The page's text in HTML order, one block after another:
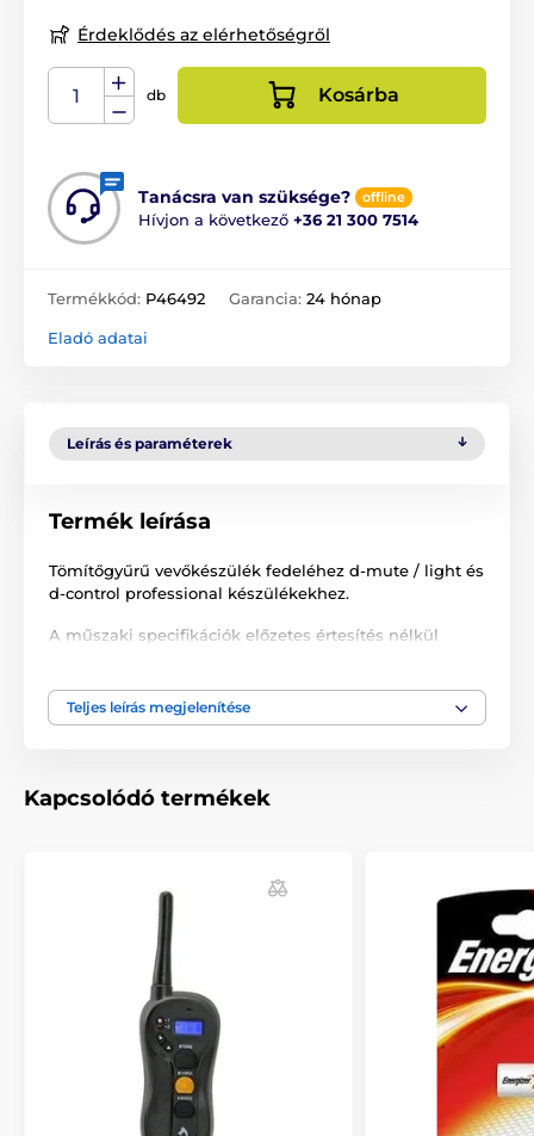
Érdeklődés az elérhetőségről
db Kosárba
Tanácsra van szüksége? offline
Hívjon a következő +36 21 300 7514
Termékkód: P46492 Garancia: 24 hónap
Eladó adatai
Leírás és paraméterek
Termék leírása
Tömítőgyűrű vevőkészülék fedeléhez d-mute / light és
d-control professional készülékekhez.
A műszaki specifikációk előzetes értesítés nélkül
Tartozékok kiképző nyakörvek
Kiegészítők
Teljes leírás megjelenítése
Kapcsolódó termékek